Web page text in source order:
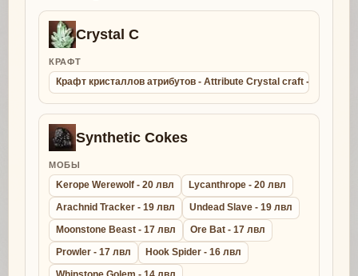
Crystal C
КРАФТ
Крафт кристаллов атрибутов - Attribute Crystal craft -
Synthetic Cokes
МОБЫ
Kerope Werewolf - 20 лвл
Lycanthrope - 20 лвл
Arachnid Tracker - 19 лвл
Undead Slave - 19 лвл
Moonstone Beast - 17 лвл
Ore Bat - 17 лвл
Prowler - 17 лвл
Hook Spider - 16 лвл